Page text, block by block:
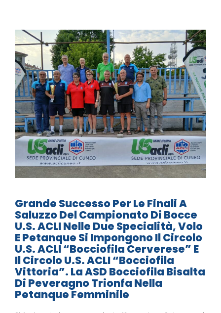
Grande Successo Per Le Finali A
Saluzzo Del Campionato Di Bocce
U.S. ACLI Nelle Due Specialità, Volo
E Petanque Si Impongono Il Circolo
U.S. ACLI “Bocciofila Cerverese” E
Il Circolo U.S. ACLI “Bocciofila
Vittoria”. La ASD Bocciofila Bisalta
Di Peveragno Trionfa Nella
Petanque Femminile